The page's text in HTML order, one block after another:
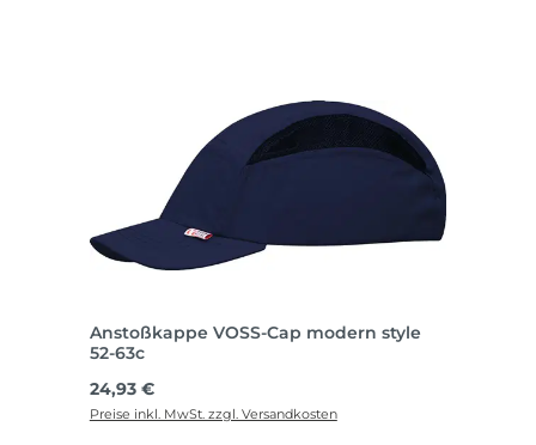
Anstoßkappe VOSS-Cap modern style
52-63c
Regulärer Preis:
24,93 €
Preise inkl. MwSt. zzgl. Versandkosten